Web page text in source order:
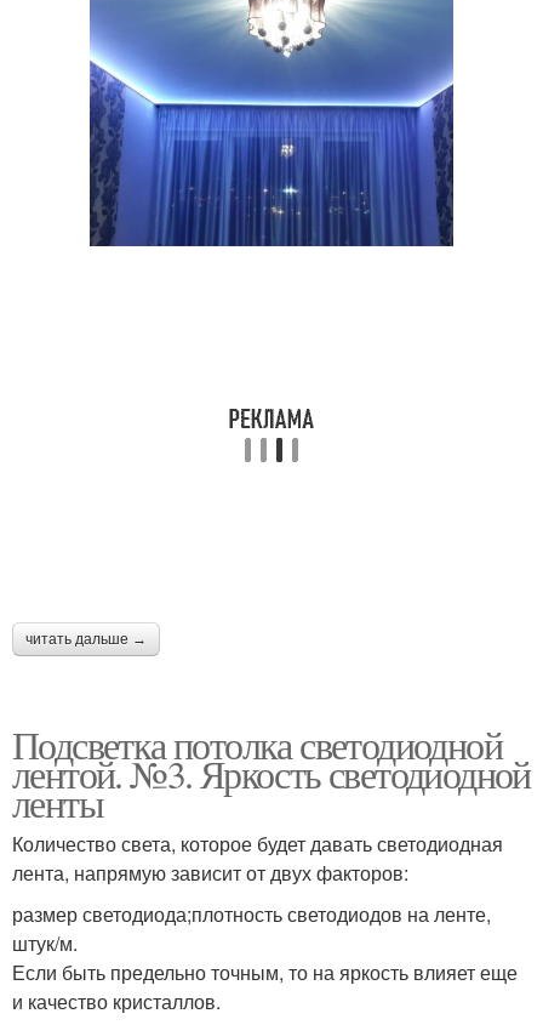
читать дальше →
Подсветка потолка светодиодной
лентой. №3. Яркость светодиодной
ленты
Количество света, которое будет давать светодиодная
лента, напрямую зависит от двух факторов:
размер светодиода;плотность светодиодов на ленте,
штук/м.
Если быть предельно точным, то на яркость влияет еще
и качество кристаллов.